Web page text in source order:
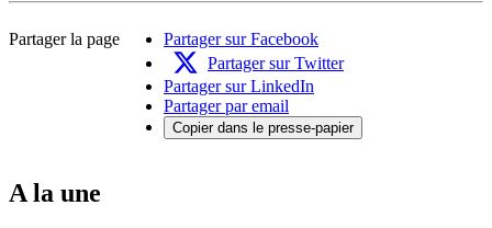
Partager la page
Partager sur Facebook
Partager sur Twitter
Partager sur LinkedIn
Partager par email
Copier dans le presse-papier
A la une